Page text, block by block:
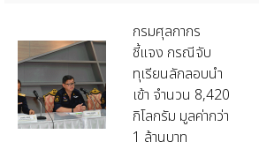
กรมศุลกากร
ชี้แจง กรณีจับ
ทุเรียนลักลอบนำ
เข้า จำนวน 8,420
กิโลกรัม มูลค่ากว่า
1 ล้านบาท